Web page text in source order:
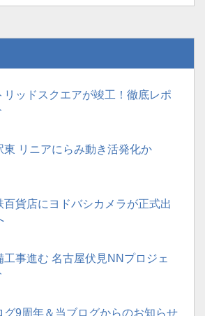
リッドスクエアが竣工！徹底レポ
東 リニアにらみ動き活発化か
百貨店にヨドバシカメラが正式出
工事進む 名古屋伏見NNプロジェ
グ9周年＆当ブログからのお知らせ